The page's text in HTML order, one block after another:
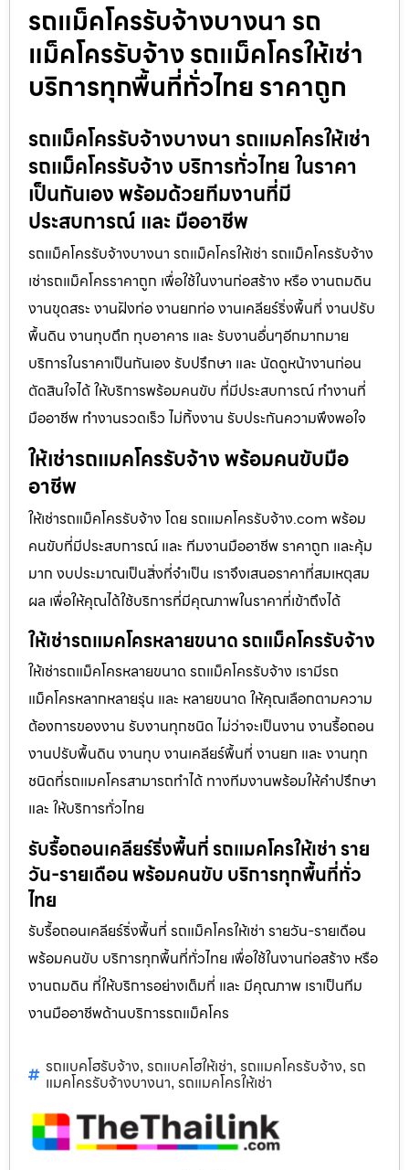
รถแม็คโครรับจ้างบางนา รถ
แม็คโครรับจ้าง รถแม็คโครให้เช่า
บริการทุกพื้นที่ทั่วไทย ราคาถูก
รถแม็คโครรับจ้างบางนา รถแมคโครให้เช่า
รถแม็คโครรับจ้าง บริการทั่วไทย ในราคา
เป็นกันเอง พร้อมด้วยทีมงานที่มี
ประสบการณ์ และ มืออาชีพ
รถแม็คโครรับจ้างบางนา รถแม็คโครให้เช่า รถแม็คโครรับจ้าง
เช่ารถแม็คโครราคาถูก เพื่อใช้ในงานก่อสร้าง หรือ งานถมดิน
งานขุดสระ งานฝังท่อ งานยกท่อ งานเคลียร์ริ่งพื้นที่ งานปรับ
พื้นดิน งานทุบตึก ทุบอาคาร และ รับงานอื่นๆอีกมากมาย
บริการในราคาเป็นกันเอง รับปรึกษา และ นัดดูหน้างานก่อน
ตัดสินใจได้ ให้บริการพร้อมคนขับ ที่มีประสบการณ์ ทำงานที่
มืออาชีพ ทำงานรวดเร็ว ไม่ทิ้งงาน รับประกันความพึงพอใจ
ให้เช่ารถแมคโครรับจ้าง พร้อมคนขับมือ
อาชีพ
ให้เช่ารถแม็คโครรับจ้าง โดย รถแมคโครรับจ้าง.com พร้อม
คนขับที่มีประสบการณ์ และ ทีมงานมืออาชีพ ราคาถูก และคุ้ม
มาก งบประมาณเป็นสิ่งที่จำเป็น เราจึงเสนอราคาที่สมเหตุสม
ผล เพื่อให้คุณได้ใช้บริการที่มีคุณภาพในราคาที่เข้าถึงได้
ให้เช่ารถแมคโครหลายขนาด รถแม็คโครรับจ้าง
ให้เช่ารถแม็คโครหลายขนาด รถแม็คโครรับจ้าง เรามีรถ
แม็คโครหลากหลายรุ่น และ หลายขนาด ให้คุณเลือกตามความ
ต้องการของงาน รับงานทุกชนิด ไม่ว่าจะเป็นงาน งานรื้อถอน
งานปรับพื้นดิน งานทุบ งานเคลียร์พื้นที่ งานยก และ งานทุก
ชนิดที่รถแมคโครสามารถทำได้ ทางทีมงานพร้อมให้คำปรึกษา
และ ให้บริการทั่วไทย
รับรื้อถอนเคลียร์ริ่งพื้นที่ รถแมคโครให้เช่า ราย
วัน-รายเดือน พร้อมคนขับ บริการทุกพื้นที่ทั่ว
ไทย
รับรื้อถอนเคลียร์ริ่งพื้นที่ รถแม็คโครให้เช่า รายวัน-รายเดือน
พร้อมคนขับ บริการทุกพื้นที่ทั่วไทย เพื่อใช้ในงานก่อสร้าง หรือ
งานถมดิน ที่ให้บริการอย่างเต็มที่ และ มีคุณภาพ เราเป็นทีม
งานมืออาชีพด้านบริการรถแม็คโคร
รถแบคโฮรับจ้าง, รถแบคโฮให้เช่า, รถแมคโครรับจ้าง, รถ
แมคโครรับจ้างบางนา, รถแมคโครให้เช่า